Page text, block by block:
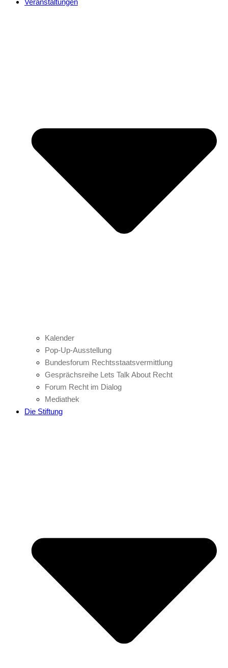
Veranstaltungen
Kalender
Pop-Up-Ausstellung
Bundesforum Rechtsstaatsvermittlung
Gesprächsreihe Lets Talk About Recht
Forum Recht im Dialog
Mediathek
Die Stiftung